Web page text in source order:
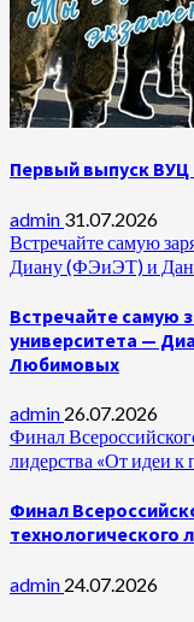
Первый выпуск ВУЦ
admin 31.07.2026
Встречайте самую
Диану (ФЭиЭТ) и
Встречайте самую
университета —
Любимовых
admin 26.07.2026
Финал
лидерства «От идеи к
Финал
технологического
admin 24.07.2026